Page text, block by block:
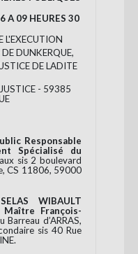
A 09 HEURES 30
L'EXECUTION
DUNKERQUE,
DE LADITE
- 59385
Responsable
Spécialisé du
sis 2 boulevard
CS 11806, 59000
SELAS WIBAULT
Maître François-
Barreau d’ARRAS,
sis 40 Rue